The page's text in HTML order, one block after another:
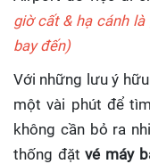
giờ cất & hạ cánh
bay đến)
Với những lưu ý
một vài phút để
không cần bỏ ra
thống đặtvé máy